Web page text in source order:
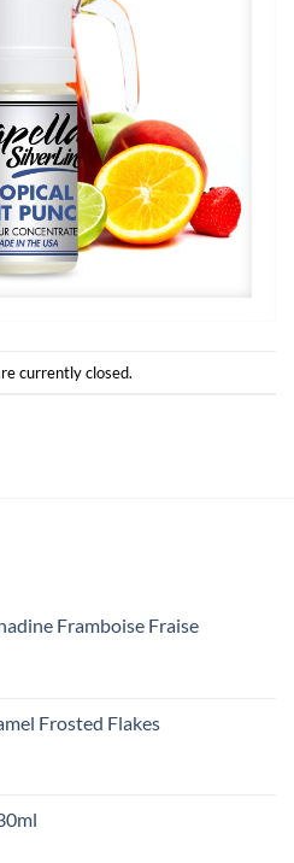
currently closed.
Framboise Fraise
Frosted Flakes